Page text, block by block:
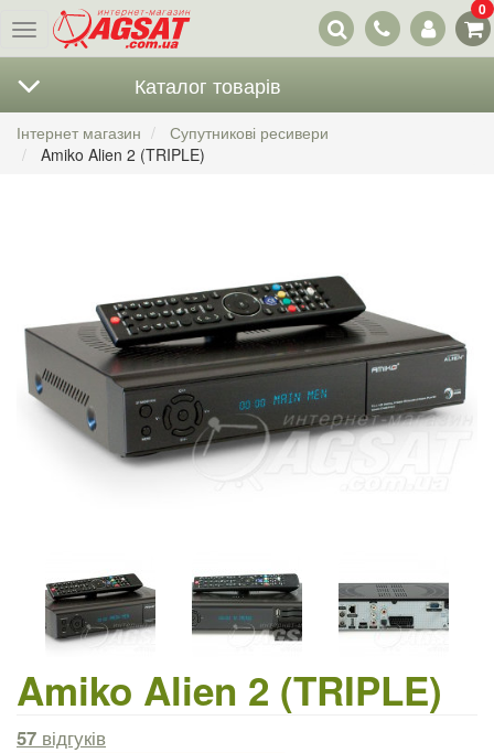
Меню
Наші
контакти
0
Каталог товарів
Інтернет магазин
Супутникові ресивери
Amiko Alien 2 (TRIPLE)
Amiko Alien 2 (TRIPLE)
57 відгуків